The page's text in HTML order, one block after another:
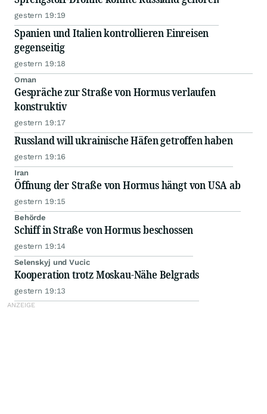
gestern 19:19
Spanien und Italien kontrollieren Einreisen
gegenseitig
gestern 19:18
Oman
Gespräche zur Straße von Hormus verlaufen
konstruktiv
gestern 19:17
Russland will ukrainische Häfen getroffen haben
gestern 19:16
Iran
Öffnung der Straße von Hormus hängt von USA ab
gestern 19:15
Behörde
Schiff in Straße von Hormus beschossen
gestern 19:14
Selenskyj und Vucic
Kooperation trotz Moskau-Nähe Belgrads
gestern 19:13